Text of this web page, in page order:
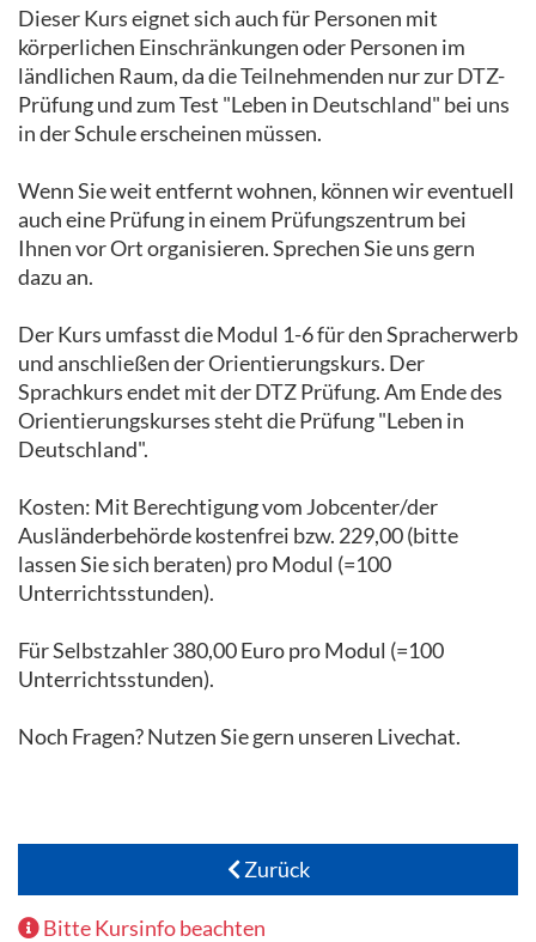
Dieser Kurs eignet sich auch für Personen mit
körperlichen Einschränkungen oder Personen im
ländlichen Raum, da die Teilnehmenden nur zur DTZ-
Prüfung und zum Test "Leben in Deutschland" bei uns
in der Schule erscheinen müssen.
Wenn Sie weit entfernt wohnen, können wir eventuell
auch eine Prüfung in einem Prüfungszentrum bei
Ihnen vor Ort organisieren. Sprechen Sie uns gern
dazu an.
Der Kurs umfasst die Modul 1-6 für den Spracherwerb
und anschließen der Orientierungskurs. Der
Sprachkurs endet mit der DTZ Prüfung. Am Ende des
Orientierungskurses steht die Prüfung "Leben in
Deutschland".
Kosten: Mit Berechtigung vom Jobcenter/der
Ausländerbehörde kostenfrei bzw. 229,00 (bitte
lassen Sie sich beraten) pro Modul (=100
Unterrichtsstunden).
Für Selbstzahler 380,00 Euro pro Modul (=100
Unterrichtsstunden).
Noch Fragen? Nutzen Sie gern unseren Livechat.
Zurück
Bitte Kursinfo beachten